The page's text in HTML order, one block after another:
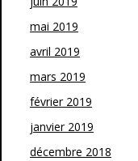
mai 2019
avril 2019
mars 2019
février 2019
janvier 2019
décembre 2018